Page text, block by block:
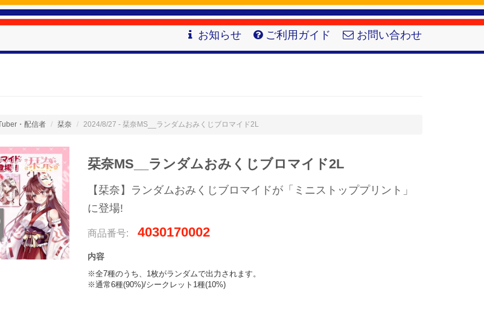
お知らせ ご利用ガイド お問い合わせ
・配信者 栞奈 2024/8/27 - 栞奈MS__ランダムおみくじブロマイド2L
栞奈MS__ランダムおみくじブロマイド2L
【栞奈】ランダムおみくじブロマイドが「ミニストッププリント」
に登場!
商品番号: 4030170002
内容
※全7種のうち、1枚がランダムで出力されます。
※通常6種(90%)/シークレット1種(10%)